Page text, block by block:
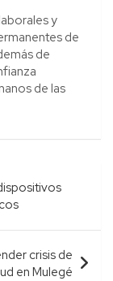
y
de
de
de las
crisis de
en Mulegé